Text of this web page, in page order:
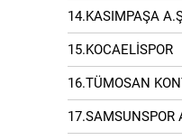
14.KASIMPAŞA
15.KOCAELİSPOR
16.TÜMOSAN
17.SAMSUNSPOR